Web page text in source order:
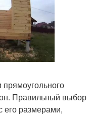
Правильный выбор
его размерами,